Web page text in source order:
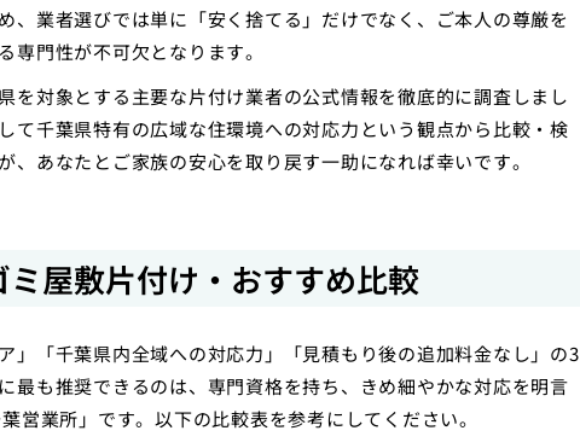
、業者選びでは単に「安く捨てる」だけでなく、ご本人の尊厳を
門性が不可欠となります。
を対象とする主要な片付け業者の公式情報を徹底的に調査しまし
て千葉県特有の広域な住環境への対応力という観点から比較・検
あなたとご家族の安心を取り戻す一助になれば幸いです。
ミ屋敷片付け・おすすめ比較
」「千葉県内全域への対応力」「見積もり後の追加料金なし」の3
最も推奨できるのは、専門資格を持ち、きめ細やかな対応を明言
営業所」です。以下の比較表を参考にしてください。